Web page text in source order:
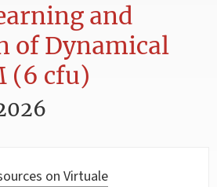
and
of Dynamical
(6 cfu)
on Virtuale